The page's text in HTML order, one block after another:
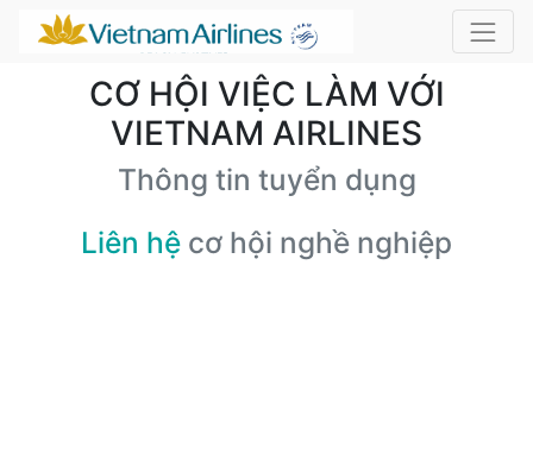
CƠ HỘI VIỆC LÀM VỚI
VIETNAM AIRLINES
Thông tin tuyển dụng
Liên hệ cơ hội nghề nghiệp